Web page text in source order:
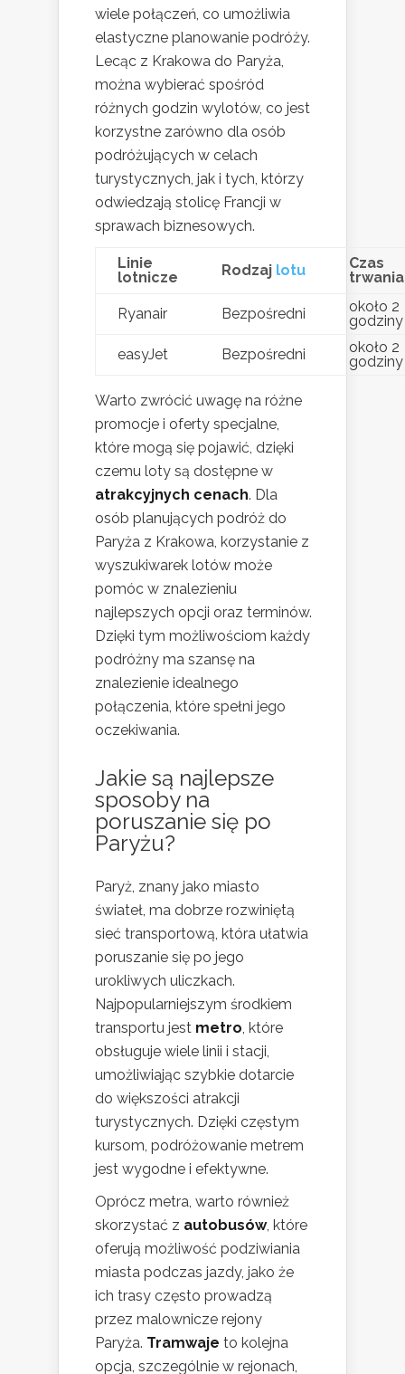
wiele połączeń, co umożliwia
elastyczne planowanie podróży.
Lecąc z Krakowa do Paryża,
można wybierać spośród
różnych godzin wylotów, co jest
korzystne zarówno dla osób
podróżujących w celach
turystycznych, jak i tych, którzy
odwiedzają stolicę Francji w
sprawach biznesowych.
Linie
lotnicze
Rodzaj lotu
Czas
trwania
Ryanair Bezpośredni
około 2
godziny
easyJet
Bezpośredni
około 2
godziny
Warto zwrócić uwagę na różne
promocje i oferty specjalne,
które mogą się pojawić, dzięki
czemu loty są dostępne w
atrakcyjnych cenach. Dla
osób planujących podróż do
Paryża z Krakowa, korzystanie z
wyszukiwarek lotów może
pomóc w znalezieniu
najlepszych opcji oraz terminów.
Dzięki tym możliwościom każdy
podróżny ma szansę na
znalezienie idealnego
połączenia, które spełni jego
oczekiwania.
Jakie są najlepsze
sposoby na
poruszanie się po
Paryżu?
Paryż, znany jako miasto
świateł, ma dobrze rozwiniętą
sieć transportową, która ułatwia
poruszanie się po jego
urokliwych uliczkach.
Najpopularniejszym środkiem
transportu jest metro , które
obsługuje wiele linii i stacji,
umożliwiając szybkie dotarcie
do większości atrakcji
turystycznych. Dzięki częstym
kursom, podróżowanie metrem
jest wygodne i efektywne.
Oprócz metra, warto również
skorzystać z autobusów, które
oferują możliwość podziwiania
miasta podczas jazdy, jako że
ich trasy często prowadzą
przez malownicze rejony
Paryża. Tramwaje to kolejna
opcja, szczególnie w rejonach,